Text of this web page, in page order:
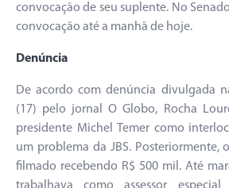
convocação de seu suplente. No
convocação até a manhã de hoje.
Denúncia
De acordo com denúncia divulgada
(17) pelo jornal O Globo, Rocha
presidente Michel Temer como
um problema da JBS. Posteriormente,
filmado recebendo R$ 500 mil. Até
trabalhava como assessor